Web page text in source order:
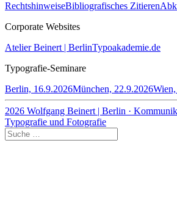
RechtshinweiseBibliografisches Zitieren
Corporate Websites
Atelier Beinert | BerlinTypoakademie.de
Typografie-Seminare
Berlin, 16.9.2026München, 22.9.2026
2026 Wolfgang Beinert | Berlin ·
Typografie und Fotografie